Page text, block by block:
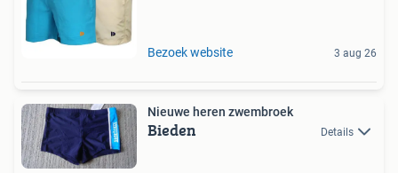
Bezoek website 3 aug 26
Nieuwe heren zwembroek
Bieden Details